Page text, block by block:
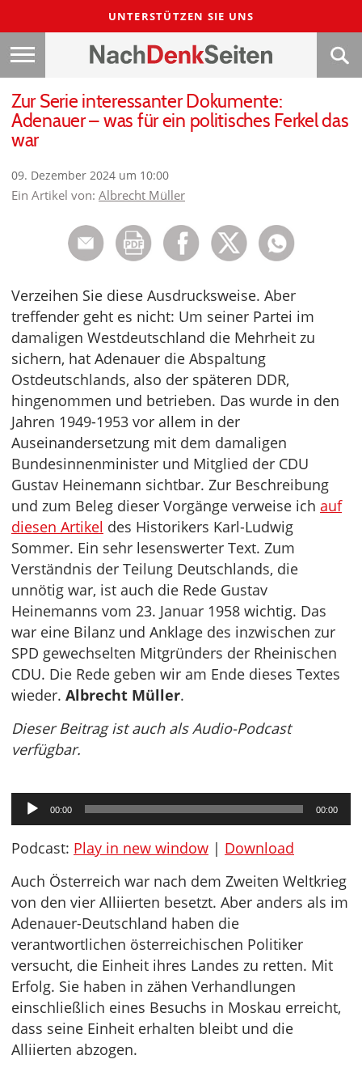
UNTERSTÜTZEN SIE UNS
Zur Serie interessanter Dokumente:
Adenauer – was für ein politisches Ferkel das
war
09. Dezember 2024 um 10:00
Ein Artikel von: Albrecht Müller
Verzeihen Sie diese Ausdrucksweise. Aber
treffender geht es nicht: Um seiner Partei im
damaligen Westdeutschland die Mehrheit zu
sichern, hat Adenauer die Abspaltung
Ostdeutschlands, also der späteren DDR,
hingenommen und betrieben. Das wurde in den
Jahren 1949-1953 vor allem in der
Auseinandersetzung mit dem damaligen
Bundesinnenminister und Mitglied der CDU
Gustav Heinemann sichtbar. Zur Beschreibung
und zum Beleg dieser Vorgänge verweise ich auf
diesen Artikel des Historikers Karl-Ludwig
Sommer. Ein sehr lesenswerter Text. Zum
Verständnis der Teilung Deutschlands, die
unnötig war, ist auch die Rede Gustav
Heinemanns vom 23. Januar 1958 wichtig. Das
war eine Bilanz und Anklage des inzwischen zur
SPD gewechselten Mitgründers der Rheinischen
CDU. Die Rede geben wir am Ende dieses Textes
wieder. Albrecht Müller.
Dieser Beitrag ist auch als Audio-Podcast
verfügbar.
Audio-
Player
00:00 00:00
Podcast: Play in new window | Download
Auch Österreich war nach dem Zweiten Weltkrieg
von den vier Alliierten besetzt. Aber anders als im
Adenauer-Deutschland haben die
verantwortlichen österreichischen Politiker
versucht, die Einheit ihres Landes zu retten. Mit
Erfolg. Sie haben in zähen Verhandlungen
einschließlich eines Besuchs in Moskau erreicht,
dass seine Einheit erhalten bleibt und die
Alliierten abzogen.